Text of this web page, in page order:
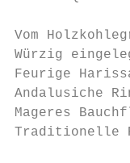
Vom
Würzig
Feurige
Andalusiche
Mageres
Traditionelle